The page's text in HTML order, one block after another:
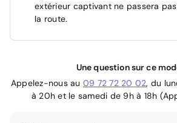
extérieur captivant ne passera
la route.
Une question sur ce
Appelez-nous au 09 72 72 20 02, du
à 20h et le samedi de 9h à 18h